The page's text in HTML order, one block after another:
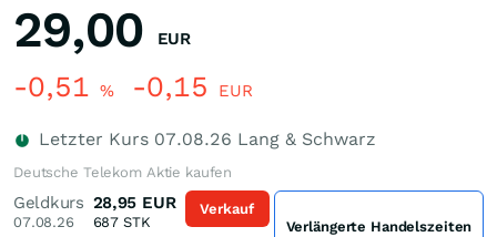
29,00 EUR
-0,51 % -0,15 EUR
Letzter Kurs 07.08.26 Lang & Schwarz
Deutsche Telekom Aktie kaufen
Geldkurs
07.08.26
28,95 EUR
687 STK
Verkauf
Verlängerte Handelszeiten